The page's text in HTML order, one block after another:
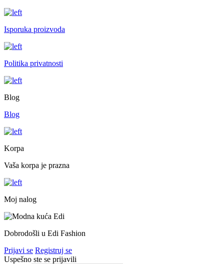
Isporuka proizvoda
Politika privatnosti
Blog
Blog
Korpa
Vaša korpa je prazna
Moj nalog
Dobrodošli u Edi Fashion
Prijavi se Registruj se
Uspešno ste se prijavili